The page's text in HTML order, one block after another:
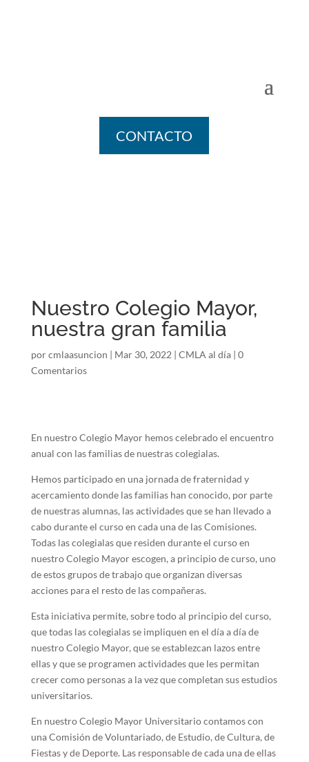
CONTACTO
Nuestro Colegio Mayor,
nuestra gran familia
porcmlaasuncion | Mar 30, 2022 | CMLA al día| 0
Comentarios
En nuestro Colegio Mayor hemos celebrado el encuentro
anual con las familias de nuestras colegialas.
Hemos participado en una jornada de fraternidad y
acercamiento donde las familias han conocido, por parte
de nuestras alumnas, las actividades que se han llevado a
cabo durante el curso en cada una de las Comisiones.
Todas las colegialas que residen durante el curso en
nuestro Colegio Mayor escogen, a principio de curso, uno
de estos grupos de trabajo que organizan diversas
acciones para el resto de las compañeras.
Esta iniciativa permite, sobre todo al principio del curso,
que todas las colegialas se impliquen en el día a día de
nuestro Colegio Mayor, que se establezcan lazos entre
ellas y que se programen actividades que les permitan
crecer como personas a la vez que completan sus estudios
universitarios.
En nuestro Colegio Mayor Universitario contamos con
una Comisión de Voluntariado, de Estudio, de Cultura, de
Fiestas y de Deporte. Las responsable de cada una de ellas